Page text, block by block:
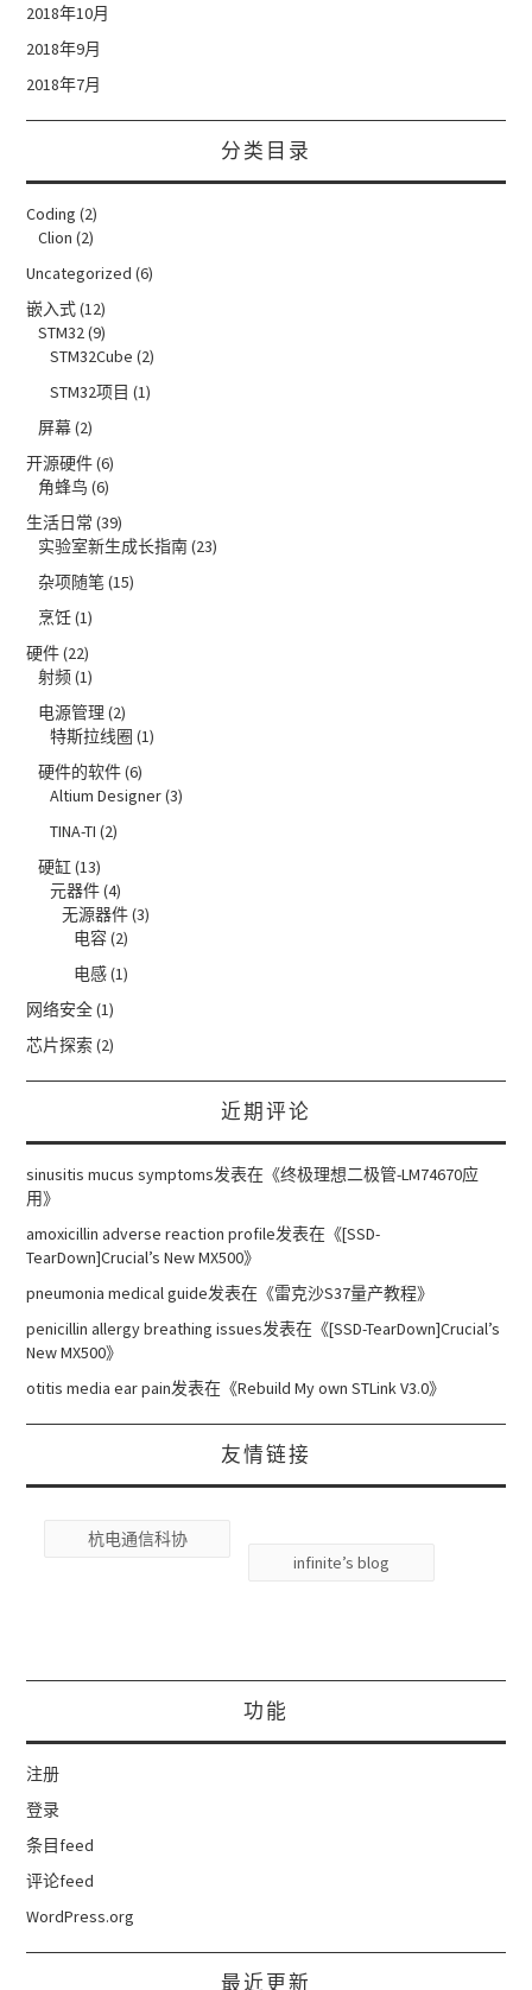
2018年10月
2018年9月
2018年7月
分类目录
Coding (2)
Clion (2)
Uncategorized (6)
嵌入式(12)
STM32(9)
STM32Cube (2)
STM32项目 (1)
屏幕(2)
开源硬件(6)
角蜂鸟 (6)
生活日常 (39)
实验室新生成长指南(23)
杂项随笔(15)
烹饪(1)
硬件(22)
射频(1)
电源管理 (2)
特斯拉线圈 (1)
硬件的软件(6)
Altium Designer(3)
TINA-TI (2)
硬缸(13)
元器件(4)
无源器件(3)
电容(2)
电感(1)
网络安全(1)
芯片探索 (2)
近期评论
sinusitis mucus symptoms发表在《终极理想二极管-LM74670应
用》
amoxicillin adverse reaction profile发表在《[SSD-
TearDown]Crucial’s New MX500》
pneumonia medical guide发表在《雷克沙S37量产教程》
penicillin allergy breathing issues发表在《[SSD-TearDown]Crucial’s
New MX500》
otitis media ear pain发表在《Rebuild My own STLink V3.0》
友情链接
杭电通信科协
infinite’s blog
功能
注册
登录
条目feed
评论feed
WordPress.org
最近更新